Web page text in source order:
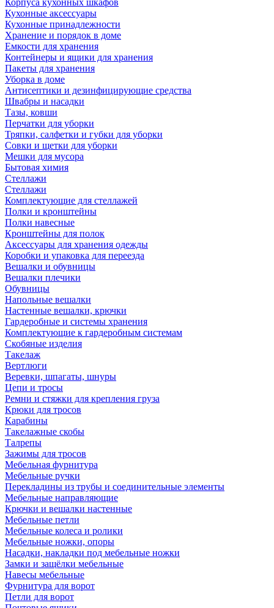
Корпуса кухонных шкафов
Кухонные аксессуары
Кухонные принадлежности
Хранение и порядок в доме
Емкости для хранения
Контейнеры и ящики для хранения
Пакеты для хранения
Уборка в доме
Антисептики и дезинфицирующие средства
Швабры и насадки
Тазы, ковши
Перчатки для уборки
Тряпки, салфетки и губки для уборки
Совки и щетки для уборки
Мешки для мусора
Бытовая химия
Стеллажи
Стеллажи
Комплектующие для стеллажей
Полки и кронштейны
Полки навесные
Кронштейны для полок
Аксессуары для хранения одежды
Коробки и упаковка для переезда
Вешалки и обувницы
Вешалки плечики
Обувницы
Напольные вешалки
Настенные вешалки, крючки
Гардеробные и системы хранения
Комплектующие к гардеробным системам
Скобяные изделия
Такелаж
Вертлюги
Веревки, шпагаты, шнуры
Цепи и тросы
Ремни и стяжки для крепления груза
Крюки для тросов
Карабины
Такелажные скобы
Талрепы
Зажимы для тросов
Мебельная фурнитура
Мебельные ручки
Перекладины из трубы и соединительные элементы
Мебельные направляющие
Крючки и вешалки настенные
Мебельные петли
Мебельные колеса и ролики
Мебельные ножки, опоры
Насадки, накладки под мебельные ножки
Замки и защёлки мебельные
Навесы мебельные
Фурнитура для ворот
Петли для ворот